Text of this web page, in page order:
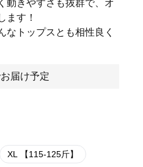
動きやすさも抜群で、オ
ます！
なトップスとも相性良く
届け予定
XL 【115-125斤】